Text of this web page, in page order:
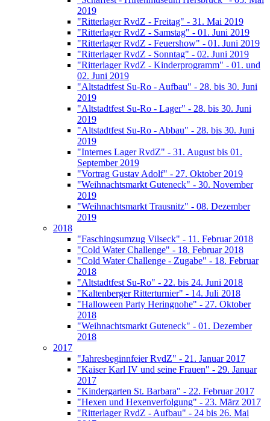
2019
"Ritterlager RvdZ - Freitag" - 31. Mai 2019
"Ritterlager RvdZ - Samstag" - 01. Juni 2019
"Ritterlager RvdZ - Feuershow" - 01. Juni 2019
"Ritterlager RvdZ - Sonntag" - 02. Juni 2019
"Ritterlager RvdZ - Kinderprogramm" - 01. und
02. Juni 2019
"Altstadtfest Su-Ro - Aufbau" - 28. bis 30. Juni
2019
"Altstadtfest Su-Ro - Lager" - 28. bis 30. Juni
2019
"Altstadtfest Su-Ro - Abbau" - 28. bis 30. Juni
2019
"Internes Lager RvdZ" - 31. August bis 01.
September 2019
"Vortrag Gustav Adolf" - 27. Oktober 2019
"Weihnachtsmarkt Guteneck" - 30. November
2019
"Weihnachtsmarkt Trausnitz" - 08. Dezember
2019
2018
"Faschingsumzug Vilseck" - 11. Februar 2018
"Cold Water Challenge" - 18. Februar 2018
"Cold Water Challenge - Zugabe" - 18. Februar
2018
"Altstadtfest Su-Ro" - 22. bis 24. Juni 2018
"Kaltenberger Ritterturnier" - 14. Juli 2018
"Halloween Party Heringnohe" - 27. Oktober
2018
"Weihnachtsmarkt Guteneck" - 01. Dezember
2018
2017
"Jahresbeginnfeier RvdZ" - 21. Januar 2017
"Kaiser Karl IV und seine Frauen" - 29. Januar
2017
"Kindergarten St. Barbara" - 22. Februar 2017
"Hexen und Hexenverfolgung" - 23. März 2017
"Ritterlager RvdZ - Aufbau" - 24 bis 26. Mai